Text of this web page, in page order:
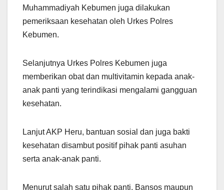
Muhammadiyah Kebumen juga dilakukan
pemeriksaan kesehatan oleh Urkes Polres
Kebumen.
Selanjutnya Urkes Polres Kebumen juga
memberikan obat dan multivitamin kepada anak-
anak panti yang terindikasi mengalami gangguan
kesehatan.
Lanjut AKP Heru, bantuan sosial dan juga bakti
kesehatan disambut positif pihak panti asuhan
serta anak-anak panti.
Menurut salah satu pihak panti, Bansos maupun